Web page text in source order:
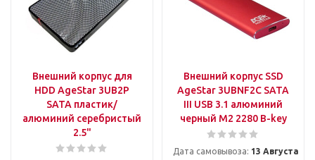
Внешний корпус для
HDD AgeStar 3UB2P
SATA пластик/
алюминий серебристый
2.5"
Внешний корпус SSD
AgeStar 3UBNF2C SATA
III USB 3.1 алюминий
черный M2 2280 B-key
Дата самовывоза: 13 Августа